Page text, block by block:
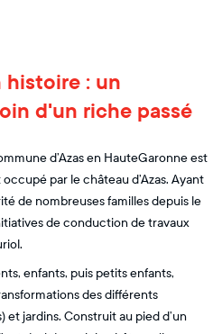
histoire : un
d'un riche passé
d’Azas en HauteGaronne est
par le château d’Azas. Ayant
de nombreuses familles depuis le
de conduction de travaux
enfants, puis petits enfants,
des différents
jardins. Construit au pied d’un